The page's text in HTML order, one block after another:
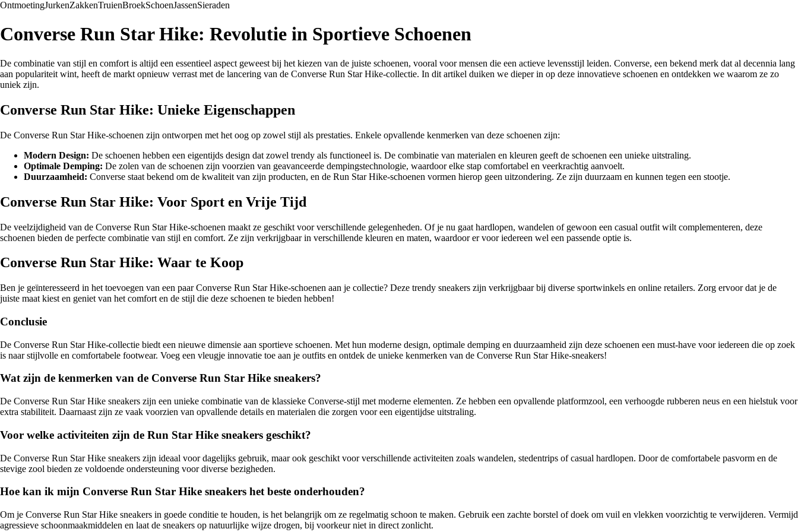
OntmoetingJurkenZakkenTruienBroekSchoenJassenSieraden
Converse Run Star Hike: Revolutie in Sportieve Schoenen
De combinatie van stijl en comfort is altijd een essentieel aspect geweest bij het kiezen van de juiste schoenen, vooral voor mensen die een actieve levensstijl leiden. Converse, een bekend merk dat al decennia lang
aan populariteit wint, heeft de markt opnieuw verrast met de lancering van de Converse Run Star Hike-collectie. In dit artikel duiken we dieper in op deze innovatieve schoenen en ontdekken we waarom ze zo
uniek zijn.
Converse Run Star Hike: Unieke Eigenschappen
De Converse Run Star Hike-schoenen zijn ontworpen met het oog op zowel stijl als prestaties. Enkele opvallende kenmerken van deze schoenen zijn:
Modern Design: De schoenen hebben een eigentijds design dat zowel trendy als functioneel is. De combinatie van materialen en kleuren geeft de schoenen een unieke uitstraling.
Optimale Demping: De zolen van de schoenen zijn voorzien van geavanceerde dempingstechnologie, waardoor elke stap comfortabel en veerkrachtig aanvoelt.
Duurzaamheid: Converse staat bekend om de kwaliteit van zijn producten, en de Run Star Hike-schoenen vormen hierop geen uitzondering. Ze zijn duurzaam en kunnen tegen een stootje.
Converse Run Star Hike: Voor Sport en Vrije Tijd
De veelzijdigheid van de Converse Run Star Hike-schoenen maakt ze geschikt voor verschillende gelegenheden. Of je nu gaat hardlopen, wandelen of gewoon een casual outfit wilt complementeren, deze
schoenen bieden de perfecte combinatie van stijl en comfort. Ze zijn verkrijgbaar in verschillende kleuren en maten, waardoor er voor iedereen wel een passende optie is.
Converse Run Star Hike: Waar te Koop
Ben je geïnteresseerd in het toevoegen van een paar Converse Run Star Hike-schoenen aan je collectie? Deze trendy sneakers zijn verkrijgbaar bij diverse sportwinkels en online retailers. Zorg ervoor dat je de
juiste maat kiest en geniet van het comfort en de stijl die deze schoenen te bieden hebben!
Conclusie
De Converse Run Star Hike-collectie biedt een nieuwe dimensie aan sportieve schoenen. Met hun moderne design, optimale demping en duurzaamheid zijn deze schoenen een must-have voor iedereen die op zoek
is naar stijlvolle en comfortabele footwear. Voeg een vleugje innovatie toe aan je outfits en ontdek de unieke kenmerken van de Converse Run Star Hike-sneakers!
Wat zijn de kenmerken van de Converse Run Star Hike sneakers?
De Converse Run Star Hike sneakers zijn een unieke combinatie van de klassieke Converse-stijl met moderne elementen. Ze hebben een opvallende platformzool, een verhoogde rubberen neus en een hielstuk voor
extra stabiliteit. Daarnaast zijn ze vaak voorzien van opvallende details en materialen die zorgen voor een eigentijdse uitstraling.
Voor welke activiteiten zijn de Run Star Hike sneakers geschikt?
De Converse Run Star Hike sneakers zijn ideaal voor dagelijks gebruik, maar ook geschikt voor verschillende activiteiten zoals wandelen, stedentrips of casual hardlopen. Door de comfortabele pasvorm en de
stevige zool bieden ze voldoende ondersteuning voor diverse bezigheden.
Hoe kan ik mijn Converse Run Star Hike sneakers het beste onderhouden?
Om je Converse Run Star Hike sneakers in goede conditie te houden, is het belangrijk om ze regelmatig schoon te maken. Gebruik een zachte borstel of doek om vuil en vlekken voorzichtig te verwijderen. Vermijd
agressieve schoonmaakmiddelen en laat de sneakers op natuurlijke wijze drogen, bij voorkeur niet in direct zonlicht.